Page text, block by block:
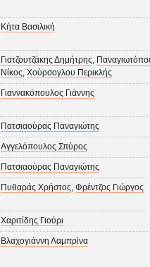
Κήτα Βασιλική
Γιατζουτζάκης Δημήτρης,
Νίκος,Χούρσογλου Περικλής
Γιαννακόπουλος Γιάννης
Πατσιαούρας Παναγιώτης
Αγγελόπουλος Σπύρος
Πατσιαούρας Παναγιώτης
Πυθαράς Χρήστος,Φρέντζος Γιώργος
Χαριτίδης Γιούρι
Βλαχογιάννη Λαμπρίνα